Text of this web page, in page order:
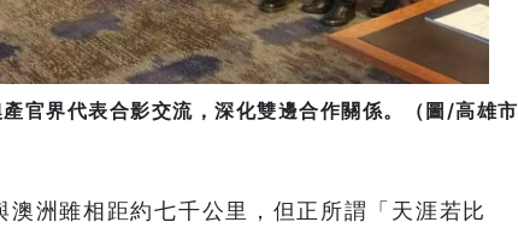
官界代表合影交流，深化雙邊合作關係。（圖/高雄市
洲雖相距約七千公里，但正所謂「天涯若比